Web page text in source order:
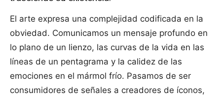
El arte expresa una complejidad codificada en la
obviedad. Comunicamos un mensaje profundo en
lo plano de un lienzo, las curvas de la vida en las
líneas de un pentagrama y la calidez de las
emociones en el mármol frío. Pasamos de ser
consumidores de señales a creadores de íconos,